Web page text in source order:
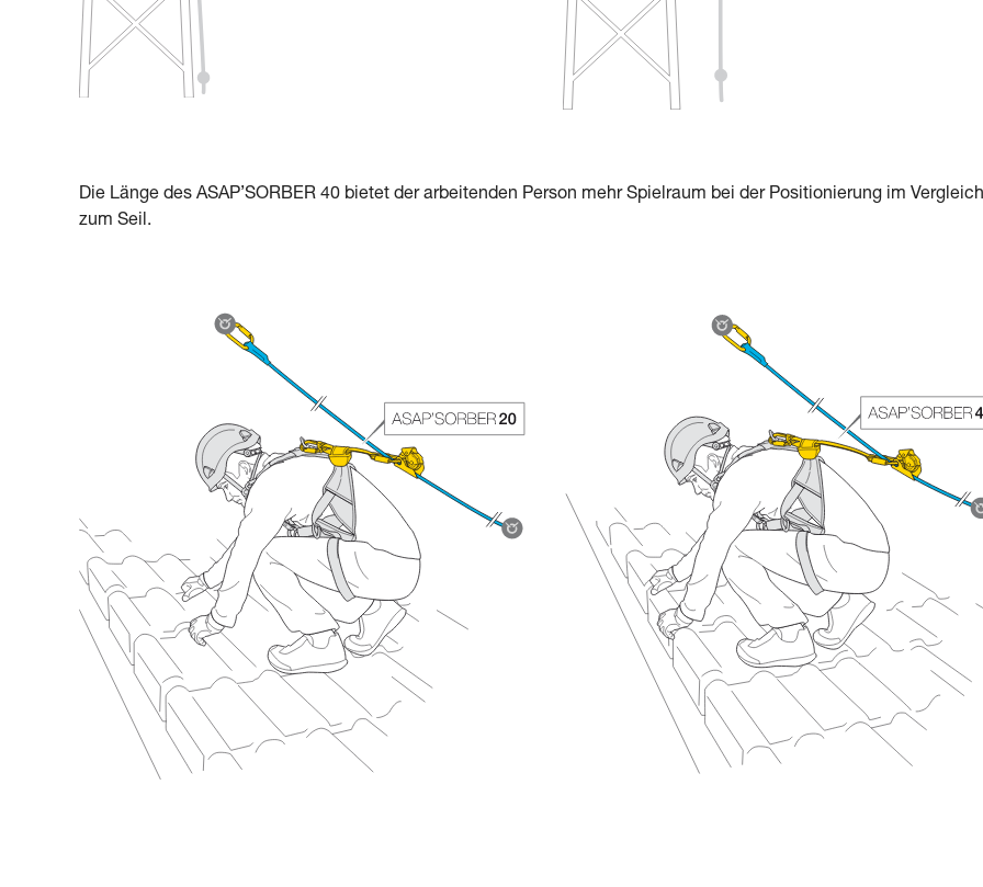
Die Länge des ASAP’SORBER 40 bietet der arbeitenden Person mehr Spielraum bei der Positionierung im Vergleich
zum Seil.